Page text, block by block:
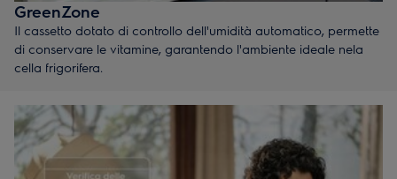
GreenZone
Il cassetto dotato di controllo dell'umidità automatico, permette
di conservare le vitamine, garantendo l'ambiente ideale nela
cella frigorifera.